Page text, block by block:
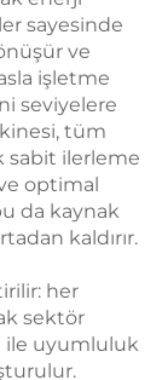
sayesinde
ve
işletme
seviyelere
tüm
sabit ilerleme
optimal
da kaynak
kaldırır.
her
sektör
ile uyumluluk